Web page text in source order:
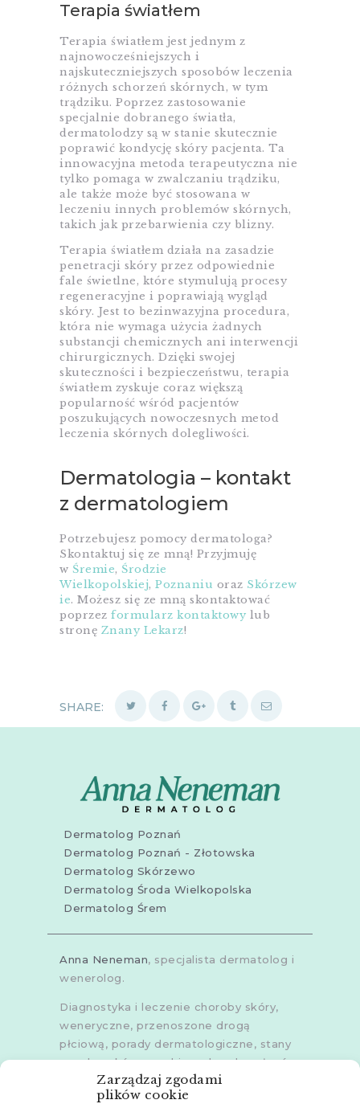
Zarządzaj zgodami
plików cookie
Terapia światłem
Terapia światłem jest jednym z
najnowocześniejszych i
najskuteczniejszych sposobów leczenia
różnych schorzeń skórnych, w tym
trądziku. Poprzez zastosowanie
specjalnie dobranego światła,
dermatolodzy są w stanie skutecznie
poprawić kondycję skóry pacjenta. Ta
innowacyjna metoda terapeutyczna nie
tylko pomaga w zwalczaniu trądziku,
ale także może być stosowana w
leczeniu innych problemów skórnych,
takich jak przebarwienia czy blizny.
Terapia światłem działa na zasadzie
penetracji skóry przez odpowiednie
fale świetlne, które stymulują procesy
regeneracyjne i poprawiają wygląd
skóry. Jest to bezinwazyjna procedura,
która nie wymaga użycia żadnych
substancji chemicznych ani interwencji
chirurgicznych. Dzięki swojej
skuteczności i bezpieczeństwu, terapia
światłem zyskuje coraz większą
popularność wśród pacjentów
poszukujących nowoczesnych metod
leczenia skórnych dolegliwości.
Dermatologia – kontakt
z dermatologiem
Potrzebujesz pomocy dermatologa?
Skontaktuj się ze mną! Przyjmuję
w Śremie, Środzie
Wielkopolskiej, Poznaniu oraz Skórzew
ie. Możesz się ze mną skontaktować
poprzez formularz kontaktowy lub
stronę Znany Lekarz!
SHARE:
Dermatolog Poznań
Dermatolog Poznań - Złotowska
Dermatolog Skórzewo
Dermatolog Środa Wielkopolska
Dermatolog Śrem
Anna Neneman, specjalista dermatolog i
wenerolog.
Diagnostyka i leczenie choroby skóry,
weneryczne, przenoszone drogą
płciową, porady dermatologiczne, stany
zapalne skóry, grzybice, choroby włosów,
dermoskopia, trichoskopia, u dorosłych i
dzieci.